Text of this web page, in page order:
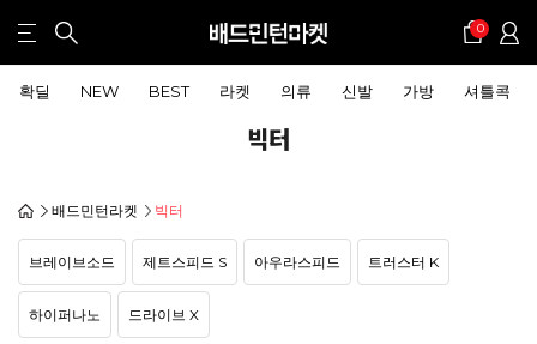
0
확딜 NEW BEST 라켓 의류 신발 가방 셔틀콕
빅터
배드민턴라켓 빅터
브레이브소드 제트스피드 S 아우라스피드 트러스터 K
하이퍼나노 드라이브 X